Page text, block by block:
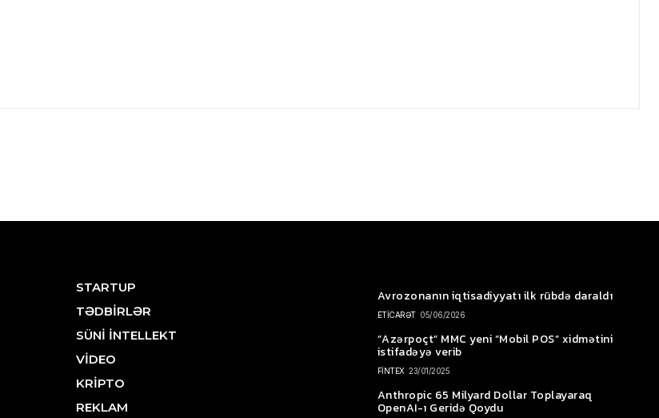
STARTUP
TƏDBİRLƏR
SÜNİ İNTELLEKT
VİDEO
KRİPTO
REKLAM
Avrozonanın iqtisadiyyatı ilk rübdə daraldı
ETİCARƏT 05/06/2026
“Azərpoçt” MMC yeni “Mobil POS” xidmətini
istifadəyə verib
FİNTEX 23/01/2025
Anthropic 65 Milyard Dollar Toplayaraq
OpenAI-ı Geridə Qoydu